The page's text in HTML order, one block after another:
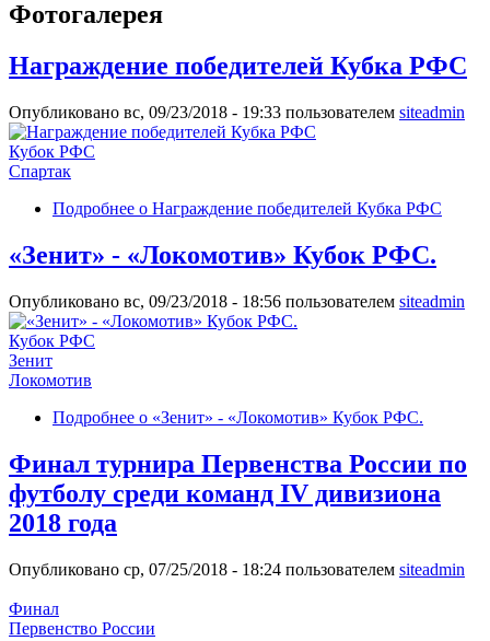
Фотогалерея
Награждение победителей Кубка РФС
Опубликовано вс, 09/23/2018 - 19:33 пользователем siteadmin
Кубок РФС
Спартак
Подробнее о Награждение победителей Кубка РФС
«Зенит» - «Локомотив» Кубок РФС.
Опубликовано вс, 09/23/2018 - 18:56 пользователем siteadmin
Кубок РФС
Зенит
Локомотив
Подробнее о «Зенит» - «Локомотив» Кубок РФС.
Финал турнира Первенства России по
футболу среди команд IV дивизиона
2018 года
Опубликовано ср, 07/25/2018 - 18:24 пользователем siteadmin
Финал
Первенство России